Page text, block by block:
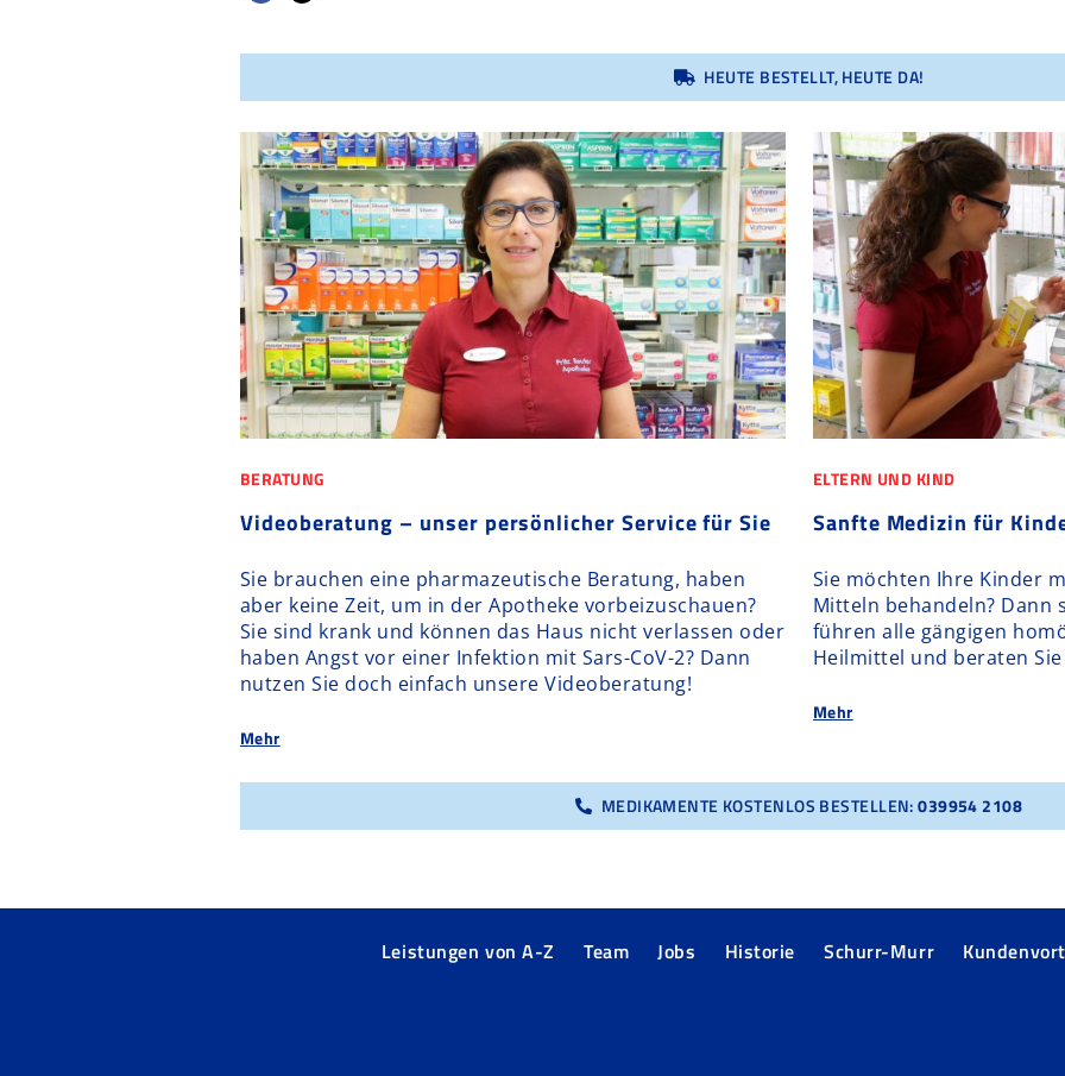
HEUTE BESTELLT, HEUTE DA!
Videoberatung – unser persönlicher Service für Sie
BERATUNG
Sie brauchen eine pharmazeutische Beratung, haben
aber keine Zeit, um in der Apotheke vorbeizuschauen?
Sie sind krank und können das Haus nicht verlassen oder
haben Angst vor einer Infektion mit Sars-CoV-2? Dann
nutzen Sie doch einfach unsere Videoberatung!
Mehr
Sanfte Medizin für
ELTERN UND KIND
Sie möchten Ihre Kinder
Mitteln behandeln? Dann
führen alle gängigen
Heilmittel und beraten
Mehr
MEDIKAMENTE KOSTENLOS BESTELLEN:039954 2108
Leistungen von A-Z Team Jobs Historie Schurr-Murr